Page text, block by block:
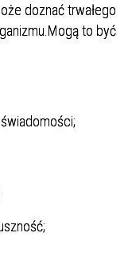
doznać trwałego
to być